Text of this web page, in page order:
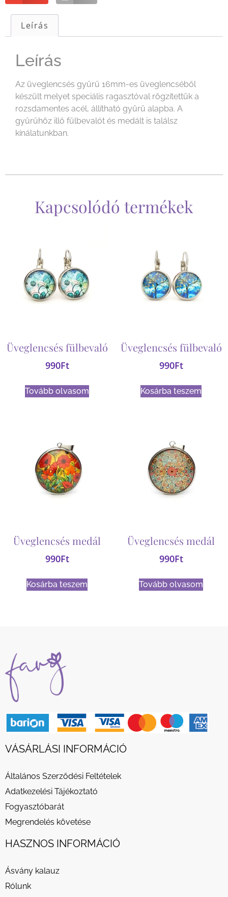
Leírás
Leírás
Az üveglencsés gyűrű 16mm-es üveglencséből
készült melyet speciális ragasztóval rögzítettük a
rozsdamentes acél, állítható gyűrű alapba. A
gyűrűhöz illő fülbevalót és medált is találsz
kínálatunkban.
Kapcsolódó termékek
Üveglencsés fülbevaló
990Ft
Tovább olvasom
Üveglencsés fülbevaló
990Ft
Kosárba teszem
Üveglencsés medál
990Ft
Kosárba teszem
Üveglencsés medál
990Ft
Tovább olvasom
VÁSÁRLÁSI INFORMÁCIÓ
Általános Szerződési Feltételek
Adatkezelési Tájékoztató
Fogyasztóbarát
Megrendelés követése
HASZNOS INFORMÁCIÓ
Ásvány kalauz
Rólunk